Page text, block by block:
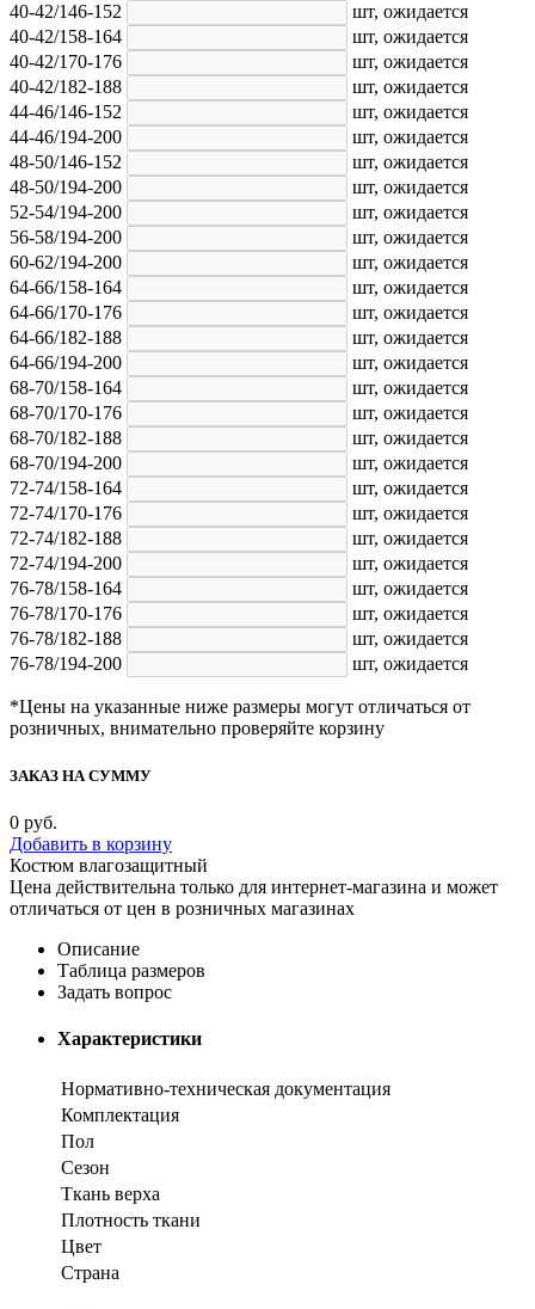
40-42/146-152
шт, ожидается
40-42/158-164
шт, ожидается
40-42/170-176
шт, ожидается
40-42/182-188
шт, ожидается
44-46/146-152
шт, ожидается
44-46/194-200
шт, ожидается
48-50/146-152
шт, ожидается
48-50/194-200
шт, ожидается
52-54/194-200
шт, ожидается
56-58/194-200
шт, ожидается
60-62/194-200
шт, ожидается
64-66/158-164
шт, ожидается
64-66/170-176
шт, ожидается
64-66/182-188
шт, ожидается
64-66/194-200
шт, ожидается
68-70/158-164
шт, ожидается
68-70/170-176
шт, ожидается
68-70/182-188
шт, ожидается
68-70/194-200
шт, ожидается
72-74/158-164
шт, ожидается
72-74/170-176
шт, ожидается
72-74/182-188
шт, ожидается
72-74/194-200
шт, ожидается
76-78/158-164
шт, ожидается
76-78/170-176
шт, ожидается
76-78/182-188
шт, ожидается
76-78/194-200
шт, ожидается
*Цены на указанные ниже размеры могут отличаться от
розничных, внимательно проверяйте корзину
ЗАКАЗ НА СУММУ
0 руб.
Добавить в корзину
Костюм влагозащитный
Цена действительна только для интернет-магазина и может
отличаться от цен в розничных магазинах
Описание
Таблица размеров
Задать вопрос
Характеристики
Нормативно-техническая документация
Комплектация
Пол
Сезон
Ткань верха
Плотность ткани
Цвет
Страна